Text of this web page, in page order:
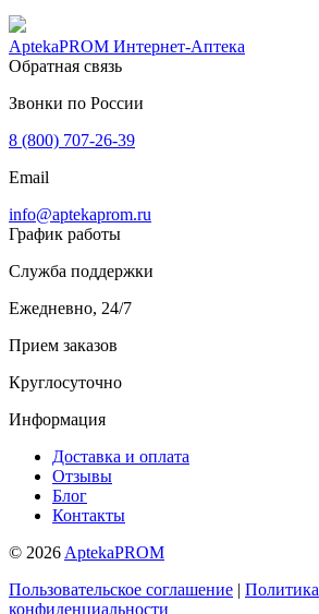
AptekaPROM Интернет-Аптека
Обратная связь
Звонки по России
8 (800) 707-26-39
Email
info@aptekaprom.ru
График работы
Служба поддержки
Ежедневно, 24/7
Прием заказов
Круглосуточно
Информация
Доставка и оплата
Отзывы
Блог
Контакты
© 2026 AptekaPROM
Пользовательское соглашение | Политика
конфиденциальности